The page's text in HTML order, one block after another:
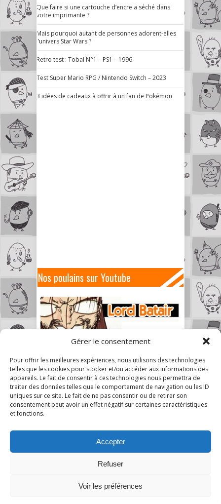
Gérer le consentement
Pour offrir les meilleures expériences, nous utilisons des technologies
telles que les cookies pour stocker et/ou accéder aux informations des
appareils. Le fait de consentir à ces technologies nous permettra de
traiter des données telles que le comportement de navigation ou les ID
uniques sur ce site. Le fait de ne pas consentir ou de retirer son
consentement peut avoir un effet négatif sur certaines caractéristiques
et fonctions.
Accepter
Refuser
Voir les préférences
Que faire si une cartouche d’encre a séché dans
votre imprimante ?
Mais pourquoi autant de personnes adorent-elles
l’univers Star Wars ?
Retro test : Tobal N°1 – PS1 – 1996
Test Super Mario RPG / Nintendo Switch – 2023
3 idées de cadeaux à offrir à un fan de Pokémon
Nos poulains sur Youtube